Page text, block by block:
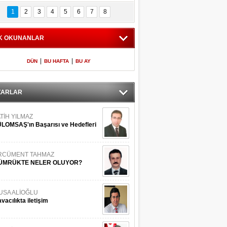
İstanbul
Adaları
600 milletvekilinin
listesi
1 2 3 4 5 6 7 8
OKUNANLAR
DÜN BU HAFTA BU AY
YILMAZ
Başarısı ve Hedefleri
TAHMAZ
NELER OLUYOR?
ALİOĞLU
iletişim